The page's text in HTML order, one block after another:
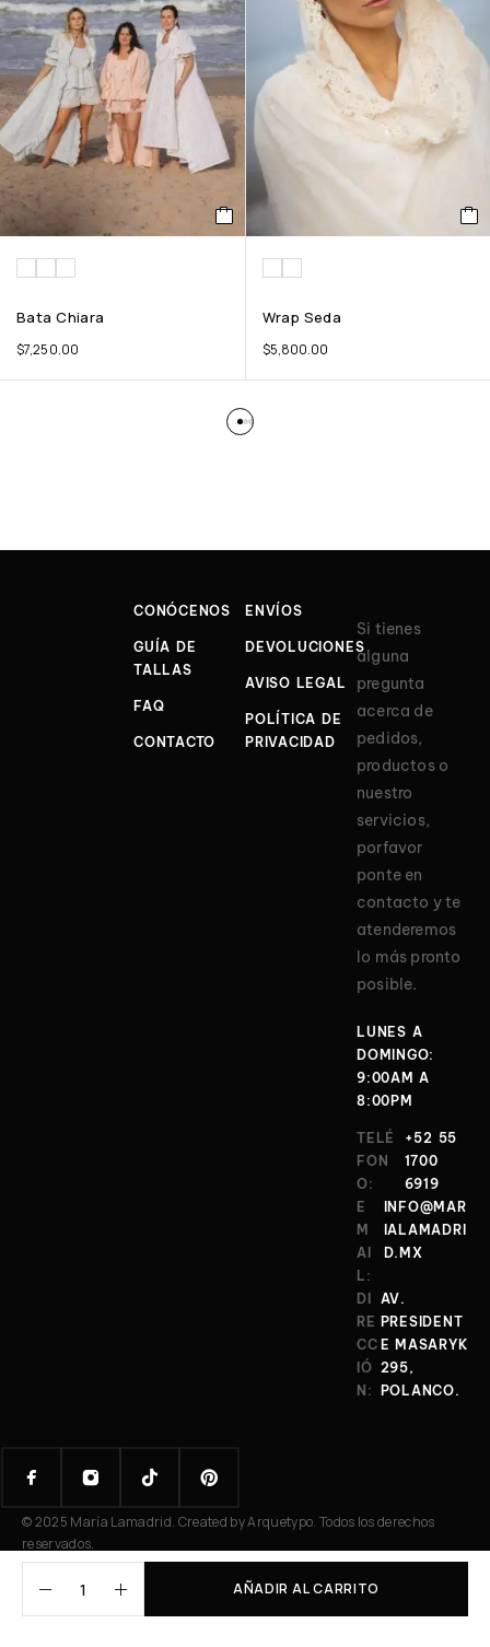
AÑADIR AL CARRITO
Bata Chiara
$7,250.00
Wrap Seda
$5,800.00
CONÓCENOS
GUÍA DE
TALLAS
FAQ
CONTACTO
ENVÍOS
DEVOLUCIONES
AVISO LEGAL
POLÍTICA DE
PRIVACIDAD
Si tienes
alguna
pregunta
acerca de
pedidos,
productos o
nuestro
servicios,
porfavor
ponte en
contacto y te
atenderemos
lo más pronto
posible.
LUNES A
DOMINGO:
9:00AM A
8:00PM
TELÉ
FON
O:
+52 55
1700
6919
E
M
AI
L:
INFO@MAR
IALAMADRI
D.MX
DI
RE
CC
IÓ
N:
AV.
PRESIDENT
E MASARYK
295,
POLANCO.
© 2025 María Lamadrid. Created by Arquetypo. Todos los derechos
reservados.